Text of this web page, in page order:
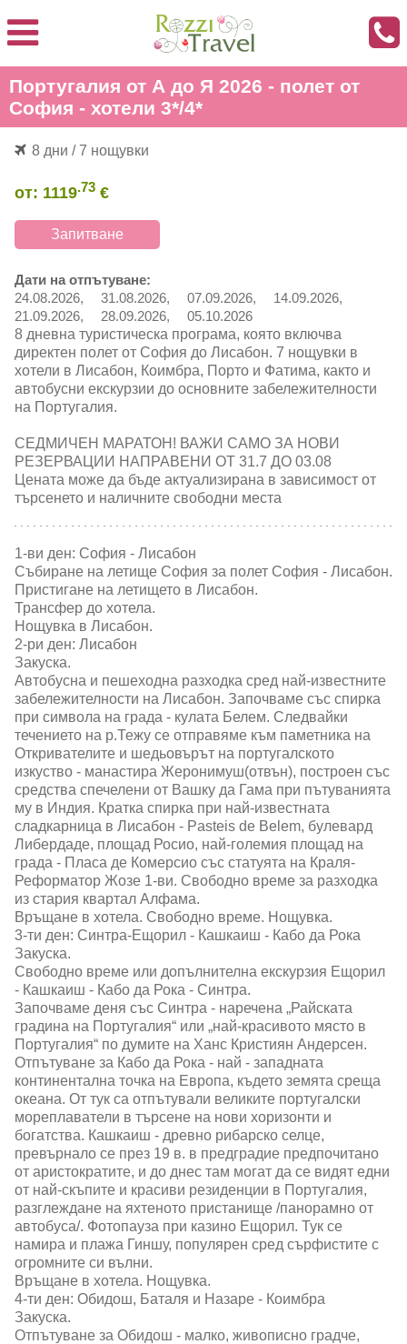
Португалия от А до Я 2026 - полет от
София - хотели 3*/4*
8 дни / 7 нощувки
от: 1119.73 €
Запитване
Дати на отпътуване:
24.08.2026,
31.08.2026, 07.09.2026,
14.09.2026,
21.09.2026,
28.09.2026,
05.10.2026
8 дневна туристическа програма, която включва
директен полет от София до Лисабон. 7 нощувки в
хотели в Лисабон, Коимбра, Порто и Фатима, както и
автобусни екскурзии до основните забележителности
на Португалия.
СЕДМИЧЕН МАРАТОН! ВАЖИ САМО ЗА НОВИ
РЕЗЕРВАЦИИ НАПРАВЕНИ ОТ 31.7 ДО 03.08
Цената може да бъде актуализирана в зависимост от
търсенето и наличните свободни места
1-ви ден: София - Лисабон
Събиране на летище София за полет София - Лисабон.
Пристигане на летището в Лисабон.
Трансфер до хотела.
Нощувка в Лисабон.
2-ри ден: Лисабон
Закуска.
Автобусна и пешеходна разходка сред най-известните
забележителности на Лисабон. Започваме със спирка
при символа на града - кулата Белем. Следвайки
течението на р.Тежу се отправяме към паметника на
Откривателите и шедьовърът на португалското
изкуство - манастира Жеронимуш(отвън), построен със
средства спечелени от Вашку да Гама при пътуванията
му в Индия. Кратка спирка при най-известната
сладкарница в Лисабон - Pasteis de Belem, булевард
Либердаде, площад Росио, най-големия площад на
града - Пласа де Комерсио със статуята на Краля-
Реформатор Жозе 1-ви. Свободно време за разходка
из стария квартал Алфама.
Връщане в хотела. Свободно време. Нощувка.
3-ти ден: Синтра-Ещорил - Кашкаиш - Кабо да Рока
Закуска.
Свободно време или допълнителна екскурзия Ещорил
- Кашкаиш - Кабо да Рока - Синтра.
Започваме деня със Синтра - наречена „Райската
градина на Португалия“ или „най-красивото място в
Португалия“ по думите на Ханс Кристиян Андерсен.
Отпътуване за Кабо да Рока - най - западната
континентална точка на Европа, където земята среща
океана. От тук са отпътували великите португалски
мореплаватели в търсене на нови хоризонти и
богатства. Кашкаиш - древно рибарско селце,
превърнало се през 19 в. в предградие предпочитано
от аристократите, и до днес там могат да се видят едни
от най-скъпите и красиви резиденции в Португалия,
разглеждане на яхтеното пристанище /панорамно от
автобуса/. Фотопауза при казино Ещорил. Тук се
намира и плажа Гиншу, популярен сред сърфистите с
огромните си вълни.
Връщане в хотела. Нощувка.
4-ти ден: Обидош, Баталя и Назаре - Коимбра
Закуска.
Отпътуване за Обидош - малко, живописно градче,